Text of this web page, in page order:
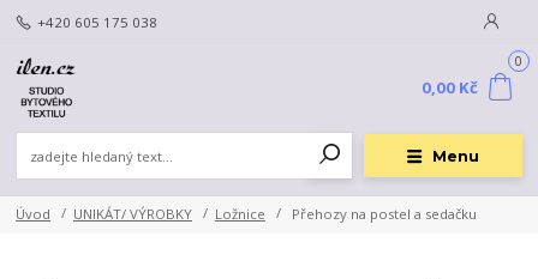
Menu
+420 605 175 038
0
0,00 Kč
Úvod UNIKÁT/ VÝROBKY Ložnice Přehozy na postel a sedačku